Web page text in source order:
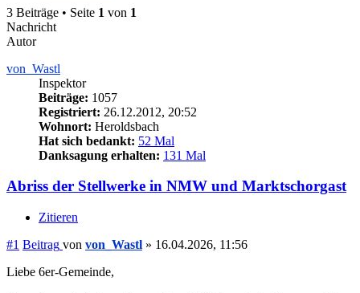
3 Beiträge • Seite 1 von 1
Nachricht
Autor
von_Wastl
Inspektor
Beiträge: 1057
Registriert: 26.12.2012, 20:52
Wohnort: Heroldsbach
Hat sich bedankt: 52 Mal
Danksagung erhalten: 131 Mal
Abriss der Stellwerke in NMW und Marktschorgast
Zitieren
#1 Beitrag von von_Wastl » 16.04.2026, 11:56
Liebe 6er-Gemeinde,